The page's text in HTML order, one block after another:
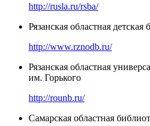
http://rusla.ru/rsba/
Рязанская областная детская
http://www.rznodb.ru/
Рязанская областная
им. Горького
http://rounb.ru/
Самарская областная